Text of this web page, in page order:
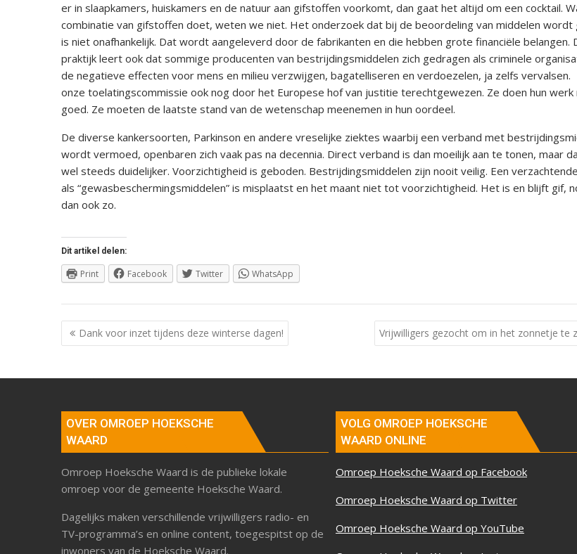
er in slaapkamers, huiskamers en de natuur aan gifstoffen voorkomt, dan gaat het altijd om een cocktail.
combinatie van gifstoffen doet, weten we niet. Het onderzoek dat bij de beoordeling van middelen wordt
is niet onafhankelijk. Dat wordt aangeleverd door de fabrikanten en die hebben grote financiële belangen.
praktijk leert ook dat sommige producenten van bestrijdingsmiddelen zich gedragen als criminele
de negatieve effecten voor mens en milieu verzwijgen, bagatelliseren en verdoezelen, ja zelfs vervalsen.
onze toelatingscommissie ook nog door het Europese hof van justitie terechtgewezen. Ze doen hun werk
goed. Ze moeten de laatste stand van de wetenschap meenemen in hun oordeel.
De diverse kankersoorten, Parkinson en andere vreselijke ziektes waarbij een verband met
wordt vermoed, openbaren zich vaak pas na decennia. Direct verband is dan moeilijk aan te tonen, maar
wel steeds duidelijker. Voorzichtigheid is geboden. Bestrijdingsmiddelen zijn nooit veilig. Een
als “gewasbeschermingsmiddelen” is misplaatst en het maant niet tot voorzichtigheid. Het is en blijft gif,
dan ook zo.
Dit artikel delen:
Print Facebook Twitter WhatsApp
Berichtnavigatie
Dank voor inzet tijdens deze winterse dagen! Vrijwilligers gezocht om in het zonnetje te
OVER OMROEP HOEKSCHE
WAARD
Omroep Hoeksche Waard is de publieke lokale
omroep voor de gemeente Hoeksche Waard.
Dagelijks maken verschillende vrijwilligers radio- en
TV-programma’s en online content, toegespitst op de
inwoners van de Hoeksche Waard.
VOLG OMROEP HOEKSCHE
WAARD ONLINE
Omroep Hoeksche Waard op Facebook
Omroep Hoeksche Waard op Twitter
Omroep Hoeksche Waard op YouTube